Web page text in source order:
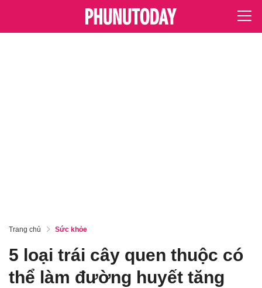
Trang chủ Sức khỏe
5 loại trái cây quen thuộc có
thể làm đường huyết tăng